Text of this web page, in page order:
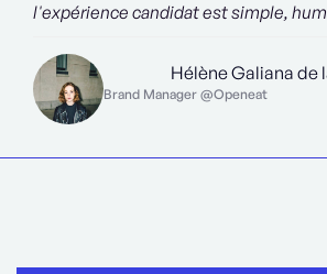
l'expérience candidat est simple,
Hélène Galiana de
Brand Manager @Openeat